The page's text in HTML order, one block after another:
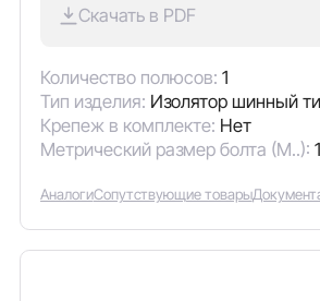
Скачать в PDF
Количество полюсов: 1
Тип изделия: Изолятор шинный
Крепеж в комплекте: Нет
Метрический размер болта (М..):
АналогиСопутствующие товары